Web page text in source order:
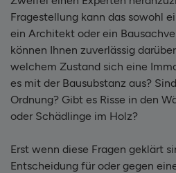
Fragestellung kann das sowohl
ein Architekt oder ein
können Ihnen zuverlässig
welchem Zustand sich eine
es mit der Bausubstanz aus?
Ordnung? Gibt es Risse in den
oder Schädlinge im Holz?
Erst wenn diese Fragen geklärt
Entscheidung für oder gegen